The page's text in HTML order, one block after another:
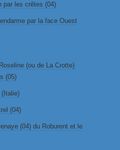
par les crêtes (04)
par la face Ouest
(ou de La Crotte)
(05)
(Italie)
(04)
(04) du Roburent et le